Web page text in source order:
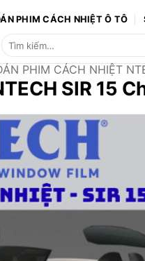
PHIM CÁCH NHIỆT Ô TÔ
Tìm
PHIM CÁCH NHIỆT
SIR 15